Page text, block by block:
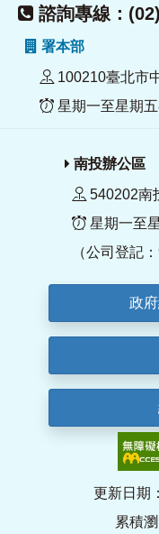
諮詢專線：
署本部
100210臺北市
星期一至星期
南投辦公區
540202南
星期一至
（公司登記
政
更新日期
累積